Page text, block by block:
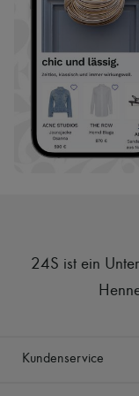
24S ist ein
Kundenservice